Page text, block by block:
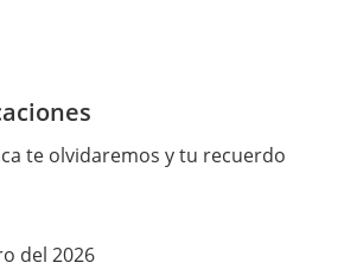
te olvidaremos y tu recuerdo
del 2026